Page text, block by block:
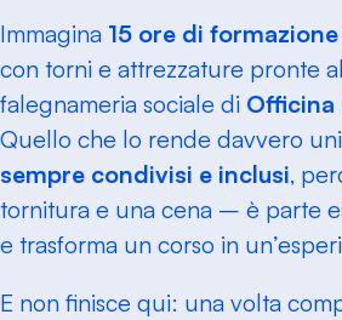
Immagina 15 ore di
con torni e attrezzature pronte
falegnameria sociale di Officina
Quello che lo rende davvero
sempre condivisi e inclusi,
tornitura e una cena – è parte
e trasforma un corso in
E non finisce qui: una volta